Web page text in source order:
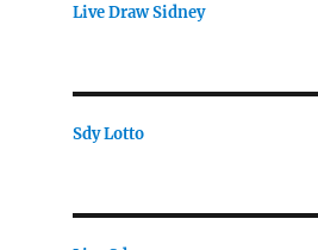
Live Draw Sidney
Sdy Lotto